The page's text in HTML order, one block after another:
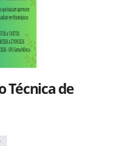
Técnica de